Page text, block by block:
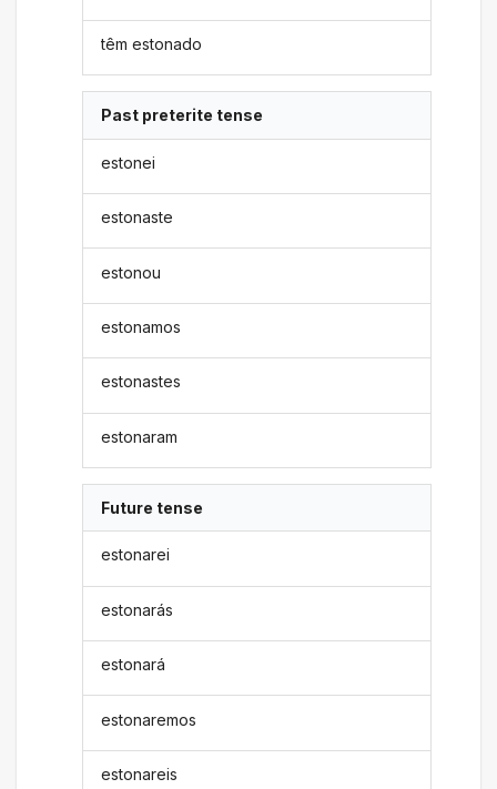
têm estonado
Past preterite tense
estonei
estonaste
estonou
estonamos
estonastes
estonaram
Future tense
estonarei
estonarás
estonará
estonaremos
estonareis